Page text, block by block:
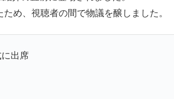
め、視聴者の間で物議を醸しました。
出席